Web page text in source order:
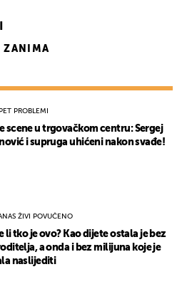
ZANIMA
PROBLEMI
scene u trgovačkom centru: Sergej
i supruga uhićeni nakon svađe!
ŽIVI POVUČENO
li tko je ovo? Kao dijete ostala je bez
a onda i bez milijuna koje je
naslijediti